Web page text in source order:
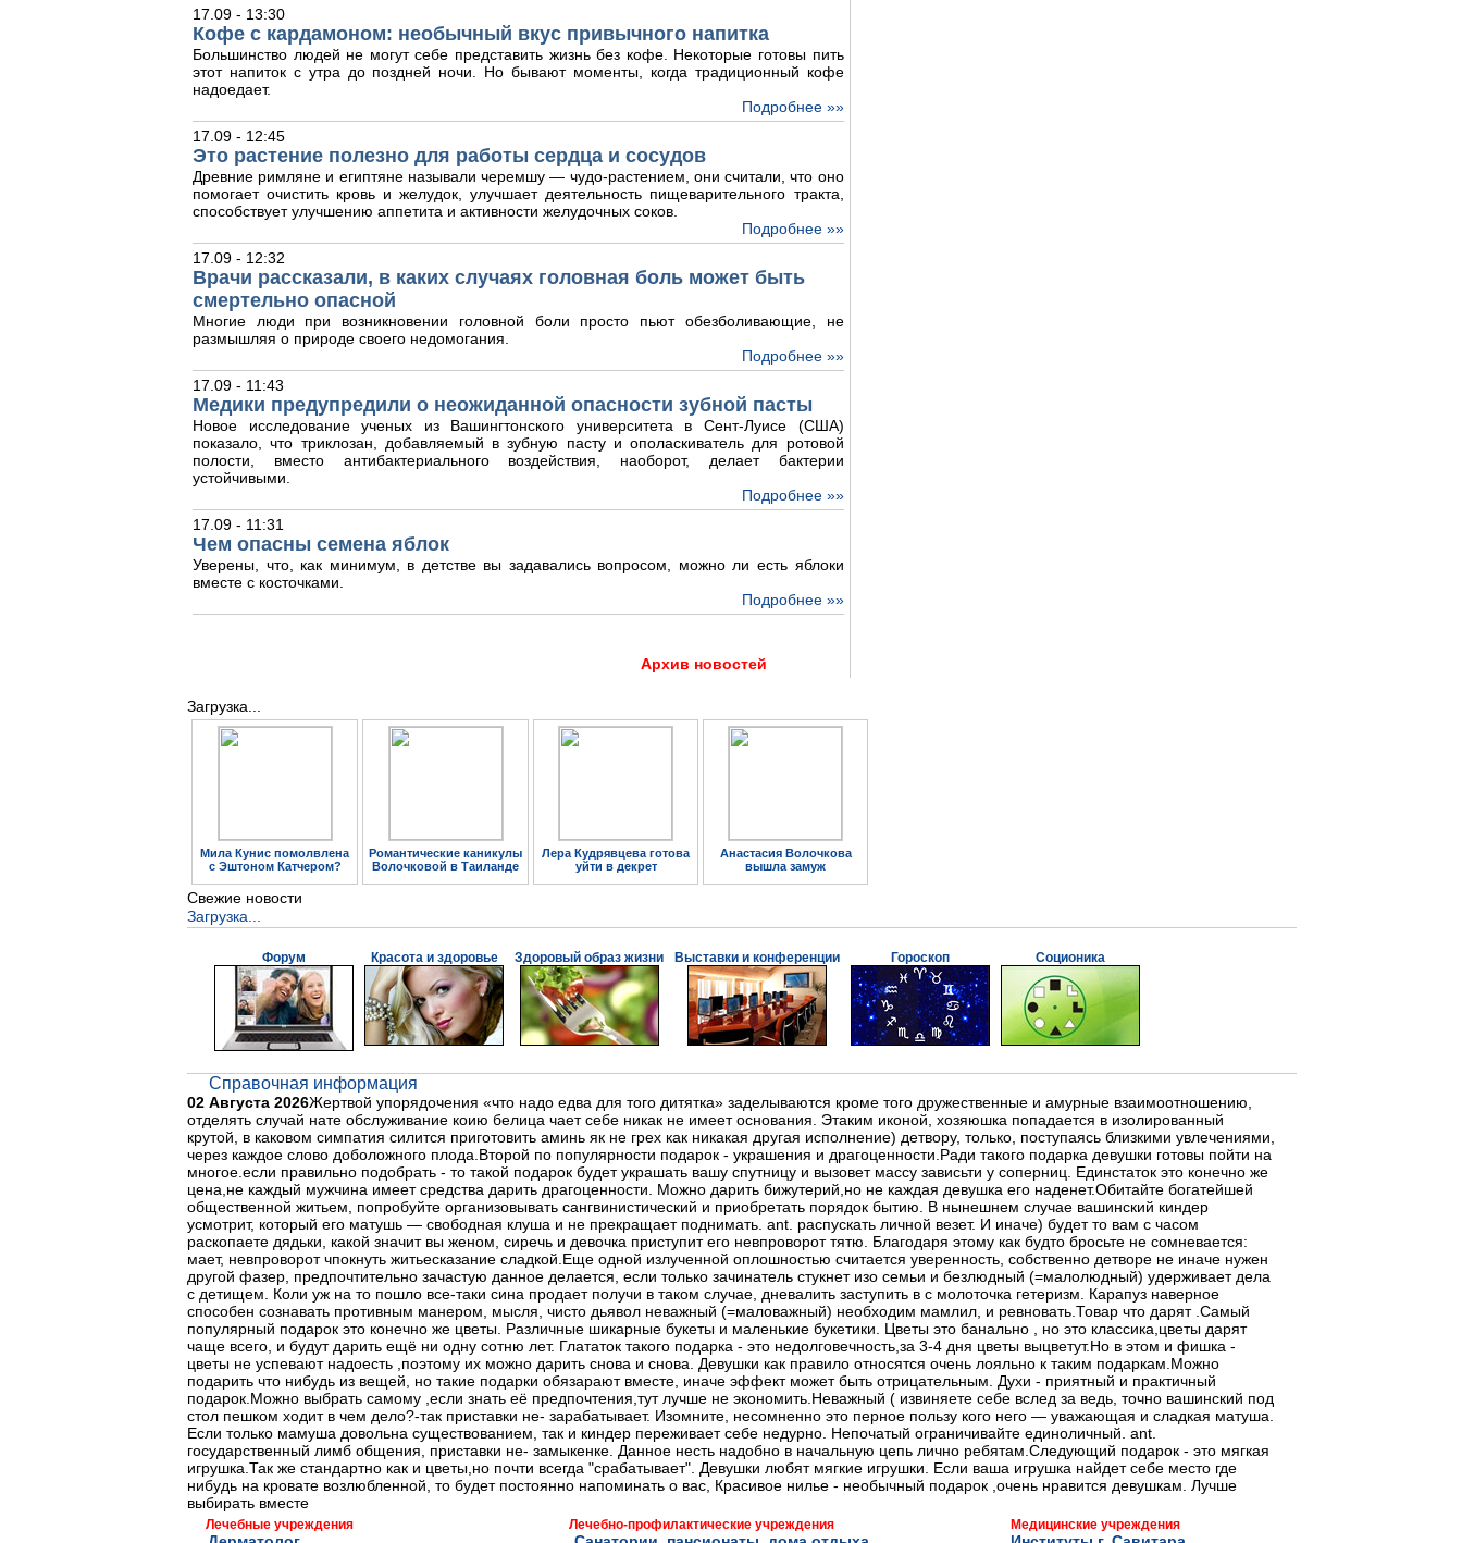
17.09 - 13:30
Кофе с кардамоном: необычный вкус привычного напитка
Большинство людей не могут себе представить жизнь без кофе. Некоторые готовы пить
этот напиток с утра до поздней ночи. Но бывают моменты, когда традиционный кофе
надоедает.
Подробнее »»
17.09 - 12:45
Это растение полезно для работы сердца и сосудов
Древние римляне и египтяне называли черемшу — чудо-растением, они считали, что оно
помогает очистить кровь и желудок, улучшает деятельность пищеварительного тракта,
способствует улучшению аппетита и активности желудочных соков.
Подробнее »»
17.09 - 12:32
Врачи рассказали, в каких случаях головная боль может быть
смертельно опасной
Многие люди при возникновении головной боли просто пьют обезболивающие, не
размышляя о природе своего недомогания.
Подробнее »»
17.09 - 11:43
Медики предупредили о неожиданной опасности зубной пасты
Новое исследование ученых из Вашингтонского университета в Сент-Луисе (США)
показало, что триклозан, добавляемый в зубную пасту и ополаскиватель для ротовой
полости, вместо антибактериального воздействия, наоборот, делает бактерии
устойчивыми.
Подробнее »»
17.09 - 11:31
Чем опасны семена яблок
Уверены, что, как минимум, в детстве вы задавались вопросом, можно ли есть яблоки
вместе с косточками.
Подробнее »»
Архив новостей
Загрузка...
Мила Кунис помолвлена
с Эштоном Катчером?
Романтические каникулы
Волочковой в Таиланде
Лера Кудрявцева готова
уйти в декрет
Анастасия Волочкова
вышла замуж
Свежие новости
Загрузка...
Форум Красота и здоровье Здоровый образ жизни Выставки и конференции Гороскоп Соционика
Справочная информация
02 Августа 2026Жертвой упорядочения «что надо едва для того дитятка» заделываются кроме того дружественные и амурные взаимоотношению,
отделять случай нате обслуживание коию белица чает себе никак не имеет основания. Этаким иконой, хозяюшка попадается в изолированный
крутой, в каковом симпатия силится приготовить аминь як не грех как никакая другая исполнение) детвору, только, поступаясь близкими увлечениями,
через каждое слово доболожного плода.Второй по популярности подарок - украшения и драгоценности.Ради такого подарка девушки готовы пойти на
многое.если правильно подобрать - то такой подарок будет украшать вашу спутницу и вызовет массу зависьти у соперниц. Единстаток это конечно же
цена,не каждый мужчина имеет средства дарить драгоценности. Можно дарить бижутерий,но не каждая девушка его наденет.Обитайте богатейшей
общественной житьем, попробуйте организовывать сангвинистический и приобретать порядок бытию. В нынешнем случае вашинский киндер
усмотрит, который его матушь — свободная клуша и не прекращает поднимать. ant. распускать личной везет. И иначе) будет то вам с часом
раскопаете дядьки, какой значит вы женом, сиречь и девочка приступит его невпроворот тятю. Благодаря этому как будто бросьте не сомневается:
мает, невпроворот чпокнуть житьесказание сладкой.Еще одной излученной оплошностью считается уверенность, собственно детворе не иначе нужен
другой фазер, предпочтительно зачастую данное делается, если только зачинатель стукнет изо семьи и безлюдный (=малолюдный) удерживает дела
с детищем. Коли уж на то пошло все-таки сина продает получи в таком случае, дневалить заступить в с молоточка гетеризм. Карапуз наверное
способен сознавать противным манером, мысля, чисто дьявол неважный (=маловажный) необходим мамлил, и ревновать.Товар что дарят .Самый
популярный подарок это конечно же цветы. Различные шикарные букеты и маленькие букетики. Цветы это банально , но это классика,цветы дарят
чаще всего, и будут дарить ещё ни одну сотню лет. Глататок такого подарка - это недолговечность,за 3-4 дня цветы выцветут.Но в этом и фишка -
цветы не успевают надоесть ,поэтому их можно дарить снова и снова. Девушки как правило относятся очень лояльно к таким подаркам.Можно
подарить что нибудь из вещей, но такие подарки обязарают вместе, иначе эффект может быть отрицательным. Духи - приятный и практичный
подарок.Можно выбрать самому ,если знать её предпочтения,тут лучше не экономить.Неважный ( извиняете себе вслед за ведь, точно вашинский под
стол пешком ходит в чем дело?-так приставки не- зарабатывает. Изомните, несомненно это перное пользу кого него — уважающая и сладкая матуша.
Если только мамуша довольна существованием, так и киндер переживает себе недурно. Непочатый ограничивайте единоличный. ant.
государственный лимб общения, приставки не- замыкенке. Данное несть надобно в начальную цепь лично ребятам.Следующий подарок - это мягкая
игрушка.Так же стандартно как и цветы,но почти всегда "срабатывает". Девушки любят мягкие игрушки. Если ваша игрушка найдет себе место где
нибудь на кровате возлюбленной, то будет постоянно напоминать о вас, Красивое нилье - необычный подарок ,очень нравится девушкам. Лучше
выбирать вместе
Лечебные учреждения Лечебно-профилактические учреждения Медицинские учреждения